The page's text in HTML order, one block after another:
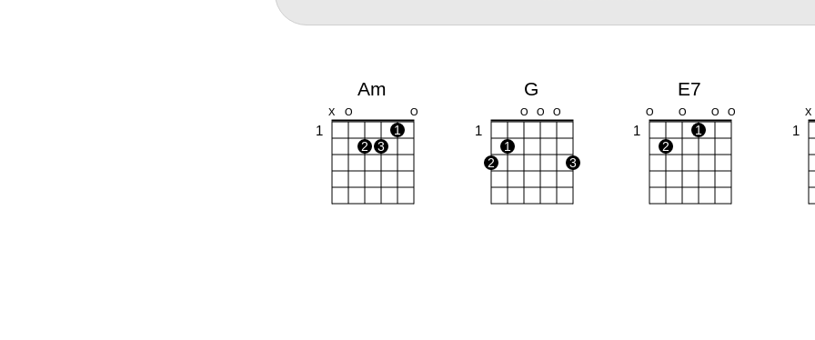
Am
X O O
1
1
2
3
G
O O O
1
1
2
3
E7
O O O O
1
1
2
X
1